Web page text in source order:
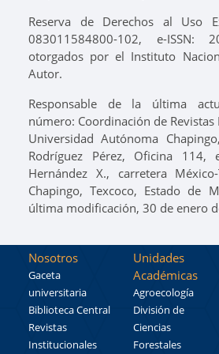
Reserva de Derechos al Uso
083011584800-102, e-ISSN:
otorgados por el Instituto
Autor.
Responsable de la última
número: Coordinación de
Universidad Autónoma
Rodríguez Pérez, Oficina 114,
Hernández X., carretera
Chapingo, Texcoco, Estado de
última modificación, 30 de enero
Nosotros
Gaceta
universitaria
Biblioteca Central
Revistas
Institucionales
Unidades
Académicas
Agroecología
División de
Ciencias
Forestales